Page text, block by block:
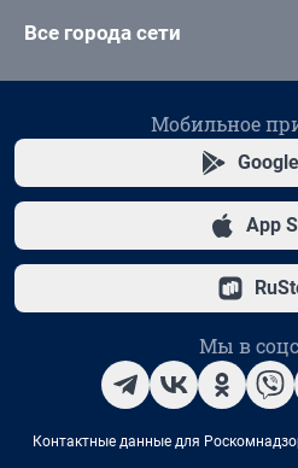
Все города сети
Мобильное
App
Мы в
Контактные данные для